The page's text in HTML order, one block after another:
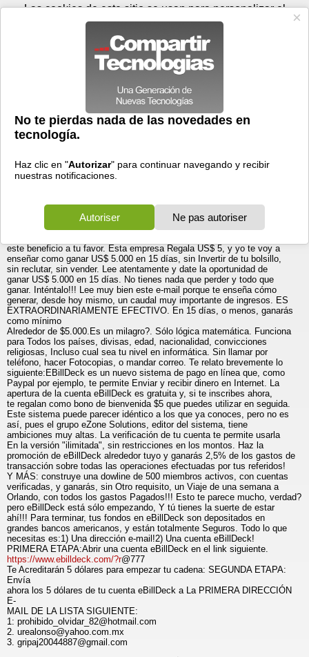
Prensa Videos
Windows XP>Instalacion>
Paga tus deudas y cómprate lo que quieras sin invertir
un sólo dólar!!! Comprobado!!
Paga tus deudas y cómprate lo que quieras sin invertir un
sólo dólar!!! Comprobado!!
21/08/2007 - 17:14 por
QUIERES GANAR DINERO FACIL PARA PAGAR TUS DEUDAS, EN
POCO TIEMPO Y SIN
Aprovecha esta gran oportunidad en la web que es por tiempo
limitado!!! Totalmente Gratuito! Con intentarlo solo perdemos un e-
este beneficio a tu favor. Esta empresa Regala US$ 5, y yo te voy a
enseñar como ganar US$ 5.000 en 15 días, sin Invertir de tu bolsillo,
sin reclutar, sin vender. Lee atentamente y date la oportunidad de
ganar US$ 5.000 en 15 días. No tienes nada que perder y todo que
ganar. Inténtalo!!! Lee muy bien este e-mail porque te enseña cómo
generar, desde hoy mismo, un caudal muy importante de ingresos. ES
EXTRAORDINARIAMENTE EFECTIVO. En 15 días, o menos, ganarás
como mínimo
Alrededor de $5.000.Es un milagro?. Sólo lógica matemática. Funciona
para Todos los países, divisas, edad, nacionalidad, convicciones
religiosas, Incluso cual sea tu nivel en informática. Sin llamar por
teléfono, hacer Fotocopias, o mandar correo. Te relato brevemente lo
siguiente:EBillDeck es un nuevo sistema de pago en línea que, como
Paypal por ejemplo, te permite Enviar y recibir dinero en Internet. La
apertura de la cuenta eBillDeck es gratuita y, si te inscribes ahora,
te regalan como bono de bienvenida $5 que puedes utilizar en seguida.
Este sistema puede parecer idéntico a los que ya conoces, pero no es
así, pues el grupo eZone Solutions, editor del sistema, tiene
ambiciones muy altas. La verificación de tu cuenta te permite usarla
En la versión "ilimitada", sin restricciones en los montos. Haz la
promoción de eBillDeck alrededor tuyo y ganarás 2,5% de los gastos de
transacción sobre todas las operaciones efectuadas por tus referidos!
Y MÁS: construye una dowline de 500 miembros activos, con cuentas
verificadas, y ganarás, sin Otro requisito, un Viaje de una semana a
Orlando, con todos los gastos Pagados!!! Esto te parece mucho, verdad?
pero eBillDeck está sólo empezando, Y tú tienes la suerte de estar
ahí!!! Para terminar, tus fondos en eBillDeck son depositados en
grandes bancos americanos, y están totalmente Seguros. Todo lo que
necesitas es:1) Una dirección e-mail!2) Una cuenta eBillDeck!
PRIMERA ETAPA:Abrir una cuenta eBillDeck en el link siguiente.
https://www.ebilldeck.com/?r@777
Te Acreditarán 5 dólares para empezar tu cadena: SEGUNDA ETAPA:
Envía
ahora los 5 dólares de tu cuenta eBillDeck a La PRIMERA DIRECCIÓN
E-
MAIL DE LA LISTA SIGUIENTE:
1: prohibido_olvidar_82@hotmail.com
2. urealonso@yahoo.com.mx
3. gripaj20044887@gmail.com
Sábado 08 de agosto - 00:42 Registrar Conectar
Las cookies de este sitio se usan para personalizar el
contenido y los anuncios, para ofrecer funciones de medios
sociales y para analizar el tráfico. Además, compartimos
información sobre el uso que haga del sitio web con nuestros
partners de medios sociales, de publicidad y de análisis
web.
OK